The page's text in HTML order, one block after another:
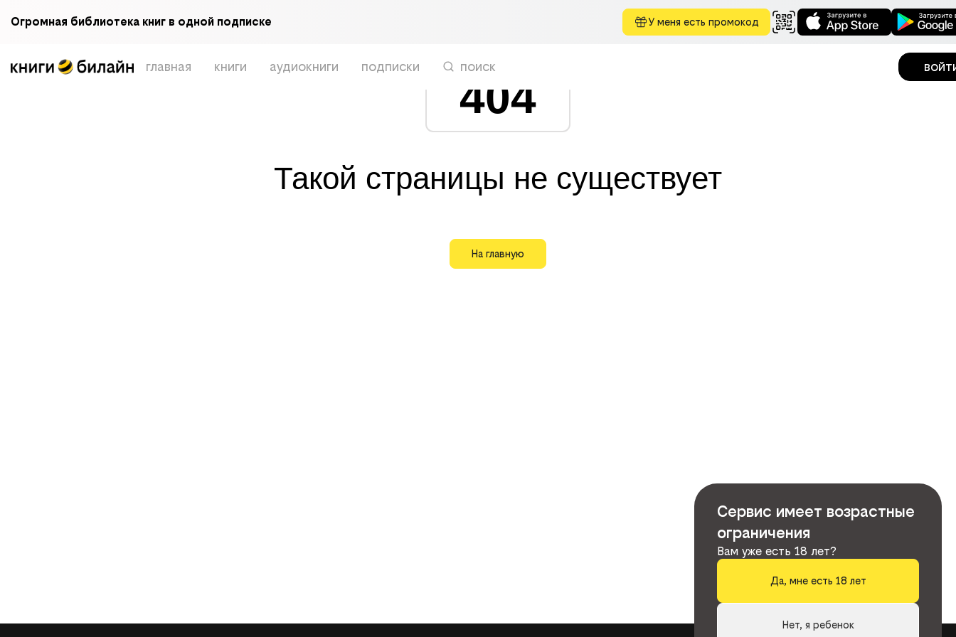
Огромная библиотека книг в одной подписке У меня есть промокод
главная книги аудиокниги подписки поиск
404
Такой страницы не существует
На главную
Сервис имеет возрастные
ограничения
Вам уже есть 18 лет?
Да, мне есть 18 лет
Нет, я ребенок